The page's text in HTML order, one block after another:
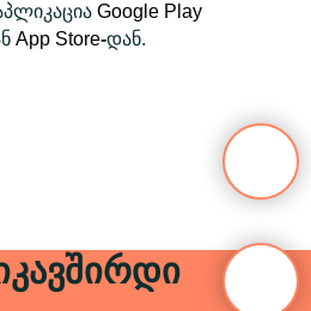
Google Play
App Store-დან.